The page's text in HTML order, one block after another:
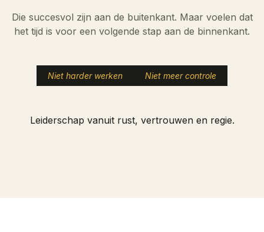
Die succesvol zijn aan de buitenkant. Maar voelen dat
het tijd is voor een volgende stap aan de binnenkant.
Niet harder werken Niet meer controle
Leiderschap vanuit rust, vertrouwen en regie.